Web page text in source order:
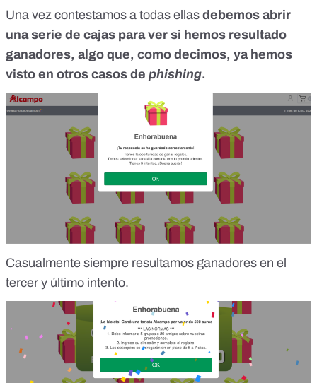
Una vez contestamos a todas ellas debemos abrir
una serie de cajas para ver si hemos resultado
ganadores, algo que, como decimos, ya hemos
visto en otros casos de phishing.
Casualmente siempre resultamos ganadores en el
tercer y último intento.